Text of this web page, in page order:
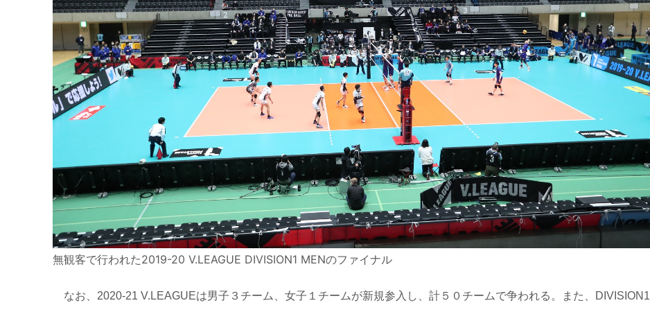
無観客で行われた2019-20 V.LEAGUE DIVISION1 MENのファイナル
なお、2020-21 V.LEAGUEは男子３チーム、女子１チームが新規参入し、計５０チームで争われる。また、DIVISION1